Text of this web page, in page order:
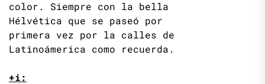
color. Siempre con la bella
Hélvética que se paseó por
primera vez por la calles de
Latinoámerica como recuerda.
+i: